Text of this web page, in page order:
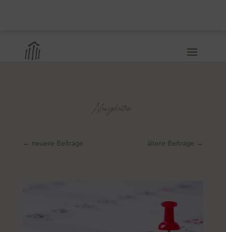
Neuigkeiten
← neuere Beiträge ältere Beiträge →